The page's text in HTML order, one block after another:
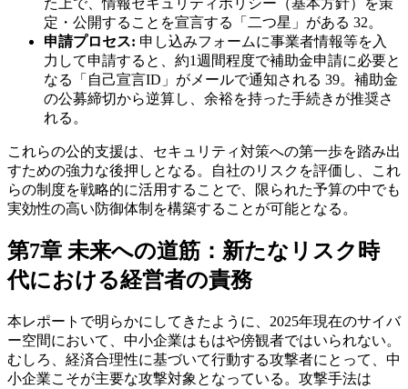
定・公開することを宣言する「二つ星」がある 32。
申請プロセス: 申し込みフォームに事業者情報等を入
力して申請すると、約1週間程度で補助金申請に必要と
なる「自己宣言ID」がメールで通知される 39。補助金
の公募締切から逆算し、余裕を持った手続きが推奨さ
れる。
これらの公的支援は、セキュリティ対策への第一歩を踏み出
すための強力な後押しとなる。自社のリスクを評価し、これ
らの制度を戦略的に活用することで、限られた予算の中でも
実効性の高い防御体制を構築することが可能となる。
第7章 未来への道筋：新たなリスク時
代における経営者の責務
本レポートで明らかにしてきたように、2025年現在のサイバ
ー空間において、中小企業はもはや傍観者ではいられない。
むしろ、経済合理性に基づいて行動する攻撃者にとって、中
小企業こそが主要な攻撃対象となっている。攻撃手法は